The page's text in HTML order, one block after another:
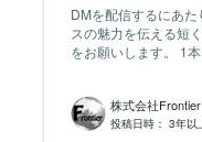
DMを配信するにあ
スの魅力を伝える短くわ
をお願いします。 1
す。 【提案の際のお願い】提案される際は、経歴等についてご提示頂けますと検討がしやすいで
す。宜しくお願いいた
株式会社Frontier
投稿日時： 3年以